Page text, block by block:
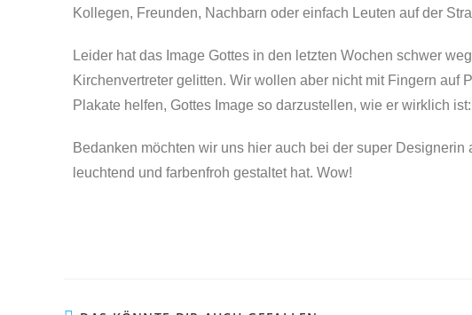
Kollegen, Freunden, Nachbarn oder einfach Leuten auf der
Leider hat das Image Gottes in den letzten Wochen schwer
Kirchenvertreter gelitten. Wir wollen aber nicht mit Fingern auf
Plakate helfen, Gottes Image so darzustellen, wie er wirklich
Bedanken möchten wir uns hier auch bei der super
leuchtend und farbenfroh gestaltet hat. Wow!